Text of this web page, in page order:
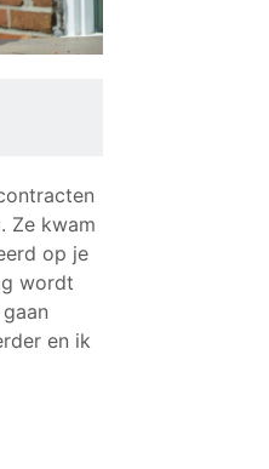
Ze kwam
op je
wordt
en ik